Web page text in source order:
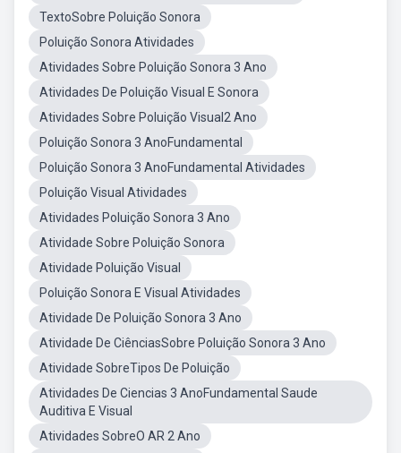
TextoSobre Poluição Sonora
Poluição Sonora Atividades
Atividades Sobre Poluição Sonora 3 Ano
Atividades De Poluição Visual E Sonora
Atividades Sobre Poluição Visual2 Ano
Poluição Sonora 3 AnoFundamental
Poluição Sonora 3 AnoFundamental Atividades
Poluição Visual Atividades
Atividades Poluição Sonora 3 Ano
Atividade Sobre Poluição Sonora
Atividade Poluição Visual
Poluição Sonora E Visual Atividades
Atividade De Poluição Sonora 3 Ano
Atividade De CiênciasSobre Poluição Sonora 3 Ano
Atividade SobreTipos De Poluição
Atividades De Ciencias 3 AnoFundamental Saude
Auditiva E Visual
Atividades SobreO AR 2 Ano